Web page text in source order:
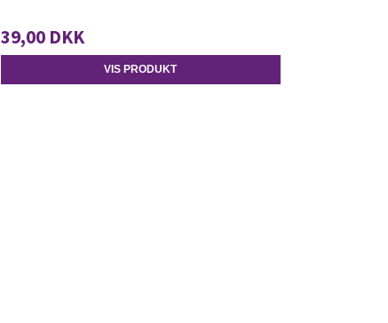
39,00 DKK
VIS PRODUKT